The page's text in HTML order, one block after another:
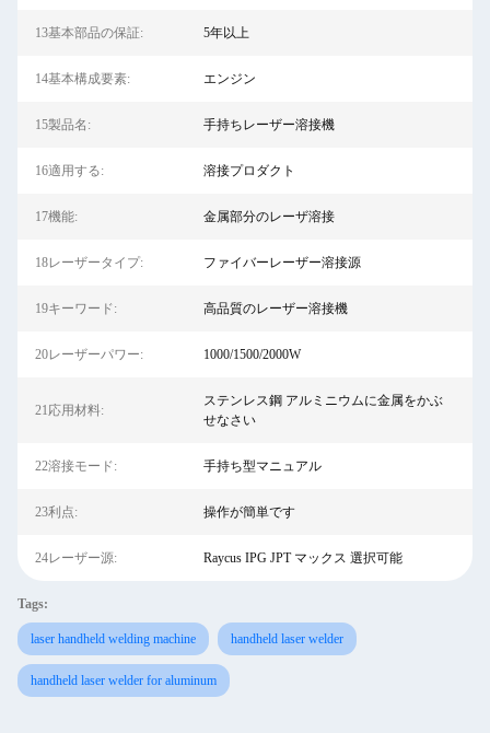
13基本部品の保証: 5年以上
14基本構成要素: エンジン
15製品名: 手持ちレーザー溶接機
16適用する: 溶接プロダクト
17機能: 金属部分のレーザ溶接
18レーザータイプ: ファイバーレーザー溶接源
19キーワード: 高品質のレーザー溶接機
20レーザーパワー: 1000/1500/2000W
21応用材料:
ステンレス鋼 アルミニウムに金属をかぶ
せなさい
22溶接モード: 手持ち型マニュアル
23利点: 操作が簡単です
24レーザー源: Raycus IPG JPT マックス 選択可能
Tags:
laser handheld welding machine handheld laser welder
handheld laser welder for aluminum